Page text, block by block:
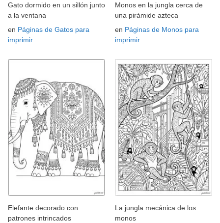
Gato dormido en un sillón junto
a la ventana
en Páginas de Gatos para
imprimir
Monos en la jungla cerca de
una pirámide azteca
en Páginas de Monos para
imprimir
Elefante decorado con
patrones intrincados
La jungla mecánica de los
monos